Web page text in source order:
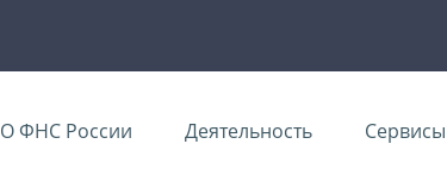
О ФНС России Деятельность Сервисы